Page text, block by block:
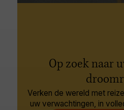
Op zoek naar
Verken de wereld met
uw verwachtingen, in